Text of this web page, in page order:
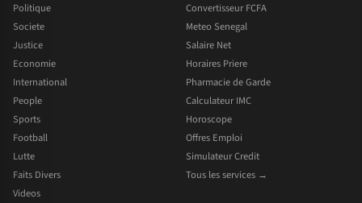
Politique
Societe
Justice
Economie
International
People
Sports
Football
Lutte
Faits Divers
Videos
Convertisseur FCFA
Meteo Senegal
Salaire Net
Horaires Priere
Pharmacie de Garde
Calculateur IMC
Horoscope
Offres Emploi
Simulateur Credit
Tous les services →